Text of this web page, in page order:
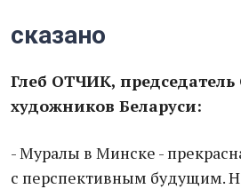
сказано
Глеб ОТЧИК,
художников Беларуси:
- Муралы в Минске -
с перспективным будущим.